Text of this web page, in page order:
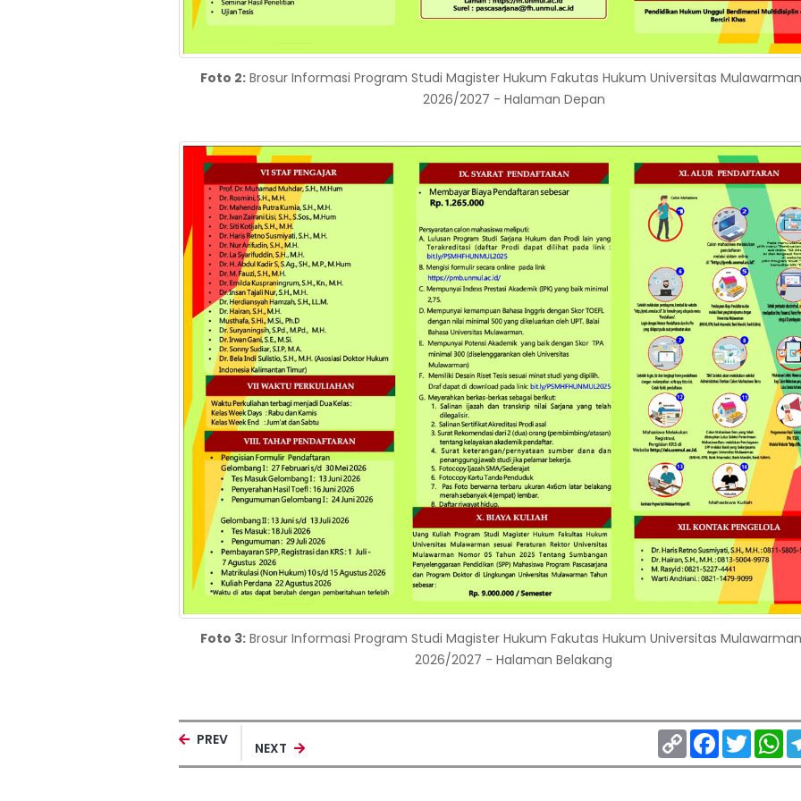
Foto 2: Brosur Informasi Program Studi Magister Hukum Fakutas Hukum Universitas
2026/2027 - Halaman Depan
Foto 3: Brosur Informasi Program Studi Magister Hukum Fakutas Hukum Universitas
2026/2027 - Halaman Belakang
PREV NEXT
Copy
Link
Facebook
Twitter